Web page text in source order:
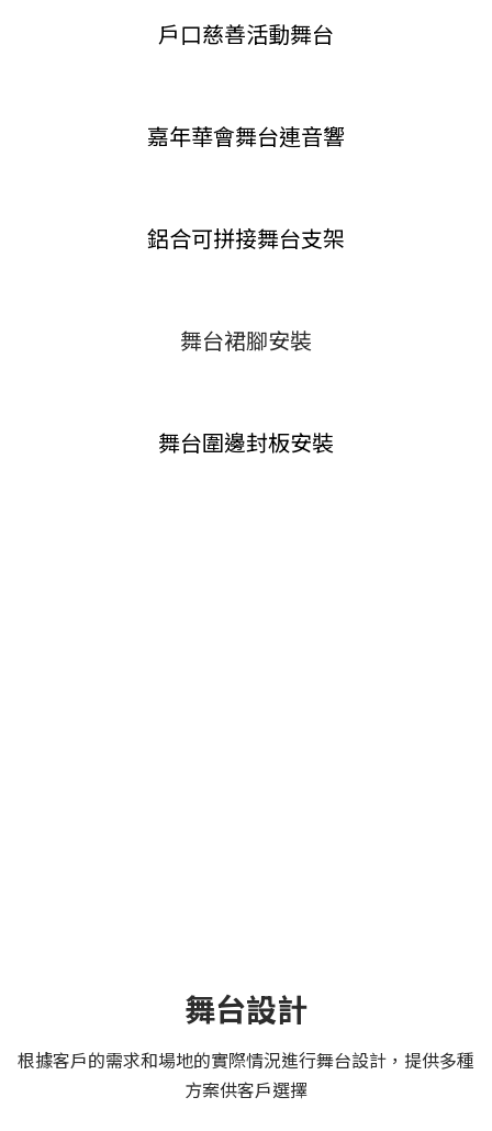
戶口慈善活動舞台
嘉年華會舞台連音響
鋁合可拼接舞台支架
舞台裙腳安裝
舞台圍邊封板安裝
舞台設計
根據客戶的需求和場地的實際情況進行舞台設計，提供多種
方案供客戶選擇